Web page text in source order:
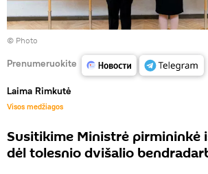
© Photo
Prenumeruokite
Laima Rimkutė
Visos medžiagos
Susitikime Ministrė pirmininkė
dėl tolesnio dvišalio